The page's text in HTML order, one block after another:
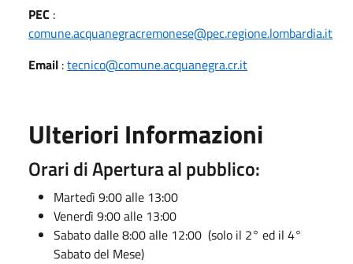
PEC :
comune.acquanegracremonese@pec.regione.lombardia.it
Email :tecnico@comune.acquanegra.cr.it
Ulteriori Informazioni
Orari di Apertura al pubblico:
Martedì 9:00 alle 13:00
Venerdì 9:00 alle 13:00
Sabato dalle 8:00 alle 12:00 (solo il 2° ed il 4°
Sabato del Mese)